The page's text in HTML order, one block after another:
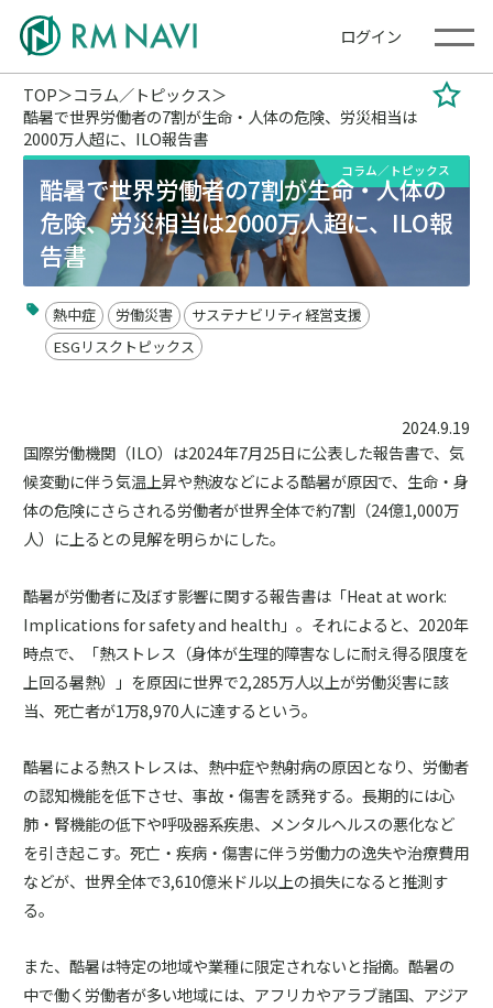
ログイン
TOP
コラム／トピックス
酷暑で世界労働者の7割が生命・人体の危険、労災相当は
2000万人超に、ILO報告書
コラム／トピックス
酷暑で世界労働者の7割が生命・人体の
危険、労災相当は2000万人超に、ILO報
告書
熱中症 労働災害
サステナビリティ経営支援
ESGリスクトピックス
2024.9.19
国際労働機関（ILO）は2024年7月25日に公表した報告書で、気
候変動に伴う気温上昇や熱波などによる酷暑が原因で、生命・身
体の危険にさらされる労働者が世界全体で約7割（24億1,000万
人）に上るとの見解を明らかにした。
酷暑が労働者に及ぼす影響に関する報告書は「Heat at work:
Implications for safety and health」。それによると、2020年
時点で、「熱ストレス（身体が生理的障害なしに耐え得る限度を
上回る暑熱）」を原因に世界で2,285万人以上が労働災害に該
当、死亡者が1万8,970人に達するという。
酷暑による熱ストレスは、熱中症や熱射病の原因となり、労働者
の認知機能を低下させ、事故・傷害を誘発する。長期的には心
肺・腎機能の低下や呼吸器系疾患、メンタルヘルスの悪化など
を引き起こす。死亡・疾病・傷害に伴う労働力の逸失や治療費用
などが、世界全体で3,610億米ドル以上の損失になると推測す
る。
また、酷暑は特定の地域や業種に限定されないと指摘。酷暑の
中で働く労働者が多い地域には、アフリカやアラブ諸国、アジア